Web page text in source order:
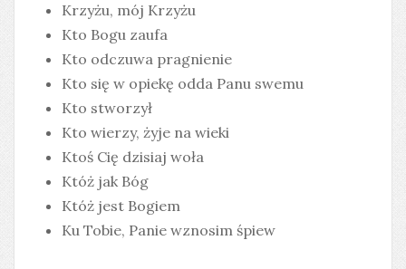
Krzyżu, mój Krzyżu
Kto Bogu zaufa
Kto odczuwa pragnienie
Kto się w opiekę odda Panu swemu
Kto stworzył
Kto wierzy, żyje na wieki
Ktoś Cię dzisiaj woła
Któż jak Bóg
Któż jest Bogiem
Ku Tobie, Panie wznosim śpiew